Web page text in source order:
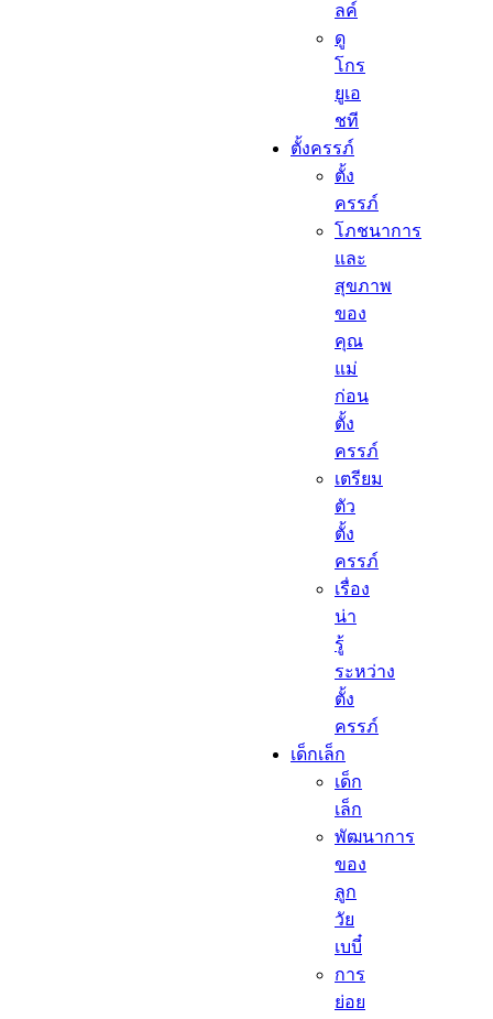
ลค์
ดู
โกร
ยูเอ
ชที
ตั้งครรภ์​
ตั้ง
ครรภ์​
โภชนาการ
และ
สุขภาพ
ของ
คุณ
แม่
ก่อน
ตั้ง
ครรภ์
เตรียม
ตัว
ตั้ง
ครรภ์
เรื่อง
น่า
รู้
ระหว่าง
ตั้ง
ครรภ์
เด็กเล็ก​
เด็ก
เล็ก​
พัฒนาการ
ของ
ลูก
วัย
เบบี๋
การ
ย่อย